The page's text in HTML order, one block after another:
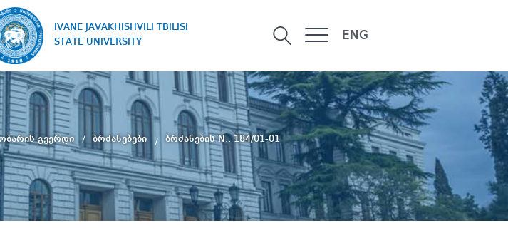
IVANE JAVAKHISHVILI TBILISI
STATE UNIVERSITY
ENG
გვერდი ბრძანებები ბრძანების N:: 184/01-01